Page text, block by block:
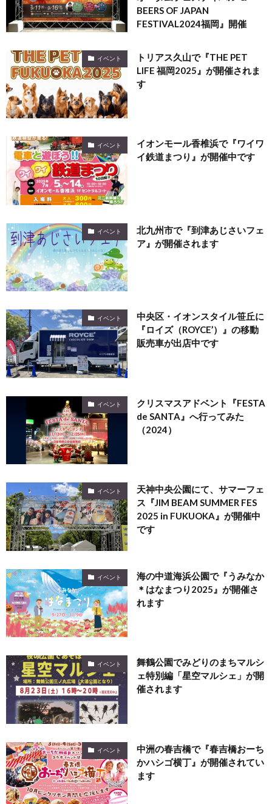
BEERS OF JAPAN
FESTIVAL2024福岡』開催
イベント
トリアス久山で『THE PET
LIFE 福岡2025』が開催されま
す
イベント
イオンモール香椎浜で『ワイワ
イ鉄道まつり』が開催中です
イベント
北九州市で『到津あじさいフェ
ア』が開催されます
イベント
中央区・イオンスタイル笹丘に
『ロイズ（ROYCE’）』の移動
販売車が出店中です
イベント
クリスマスアドベント『FESTA
de SANTA』へ行ってみた
（2024）
イベント
天神中央公園にて、サマーフェ
ス『JIM BEAM SUMMER FES
2025 in FUKUOKA』が開催中
です
イベント
海の中道海浜公園で『うみなか
＊はなまつり2025』が開催さ
れます
イベント
舞鶴公園でみどりのまちマルシ
ェ特別編「星空マルシェ」が開
催されます
イベント
中洲の春吉橋で『春吉橋おーち
かハシゴ横丁』が開催されてい
ます